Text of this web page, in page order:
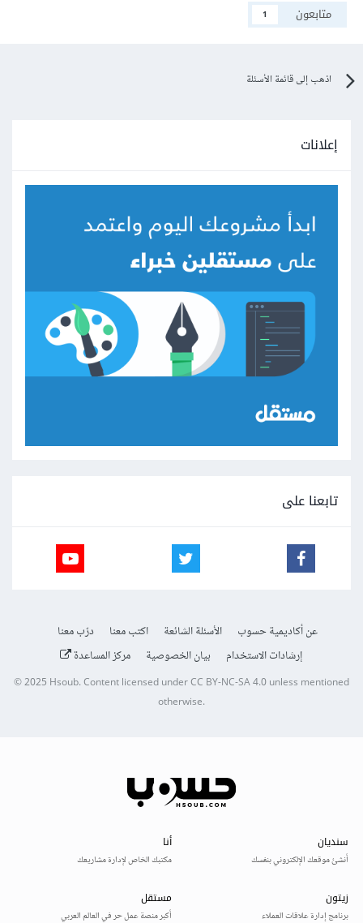
متابعون
1
اذهب إلى قائمة الأسئلة
إعلانات
تابعنا على
عن أكاديمية حسوب الأسئلة الشائعة اكتب معنا
درّب معنا
إرشادات الاستخدام
بيان الخصوصية مركز المساعدة
© 2025Hsoub.Content licensed underCC BY-NC-SA 4.0unless mentioned
otherwise.